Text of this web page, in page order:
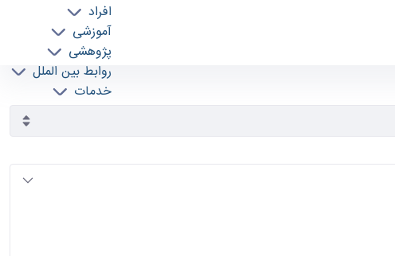
افراد
آموزشی
پژوهشی
روابط بین الملل
خدمات